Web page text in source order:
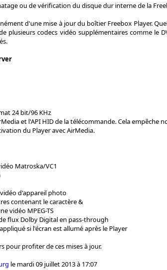
ou de vérification du disque dur interne de la
d'une mise à jour du boîtier Freebox Player.
plusieurs codecs vidéo supplémentaires comme le
24 bit/96 KHz
et l'API HID de la télécommande. Cela empêche
du Player avec AirMedia.
Matroska/VC1
d'appareil photo
contenant le caractère &
vidéo MPEG-TS
flux Dolby Digital en pass-through
si l'écran est allumé après le Player
pour profiter de ces mises à jour.
le mardi 09 juillet 2013 à 17:07